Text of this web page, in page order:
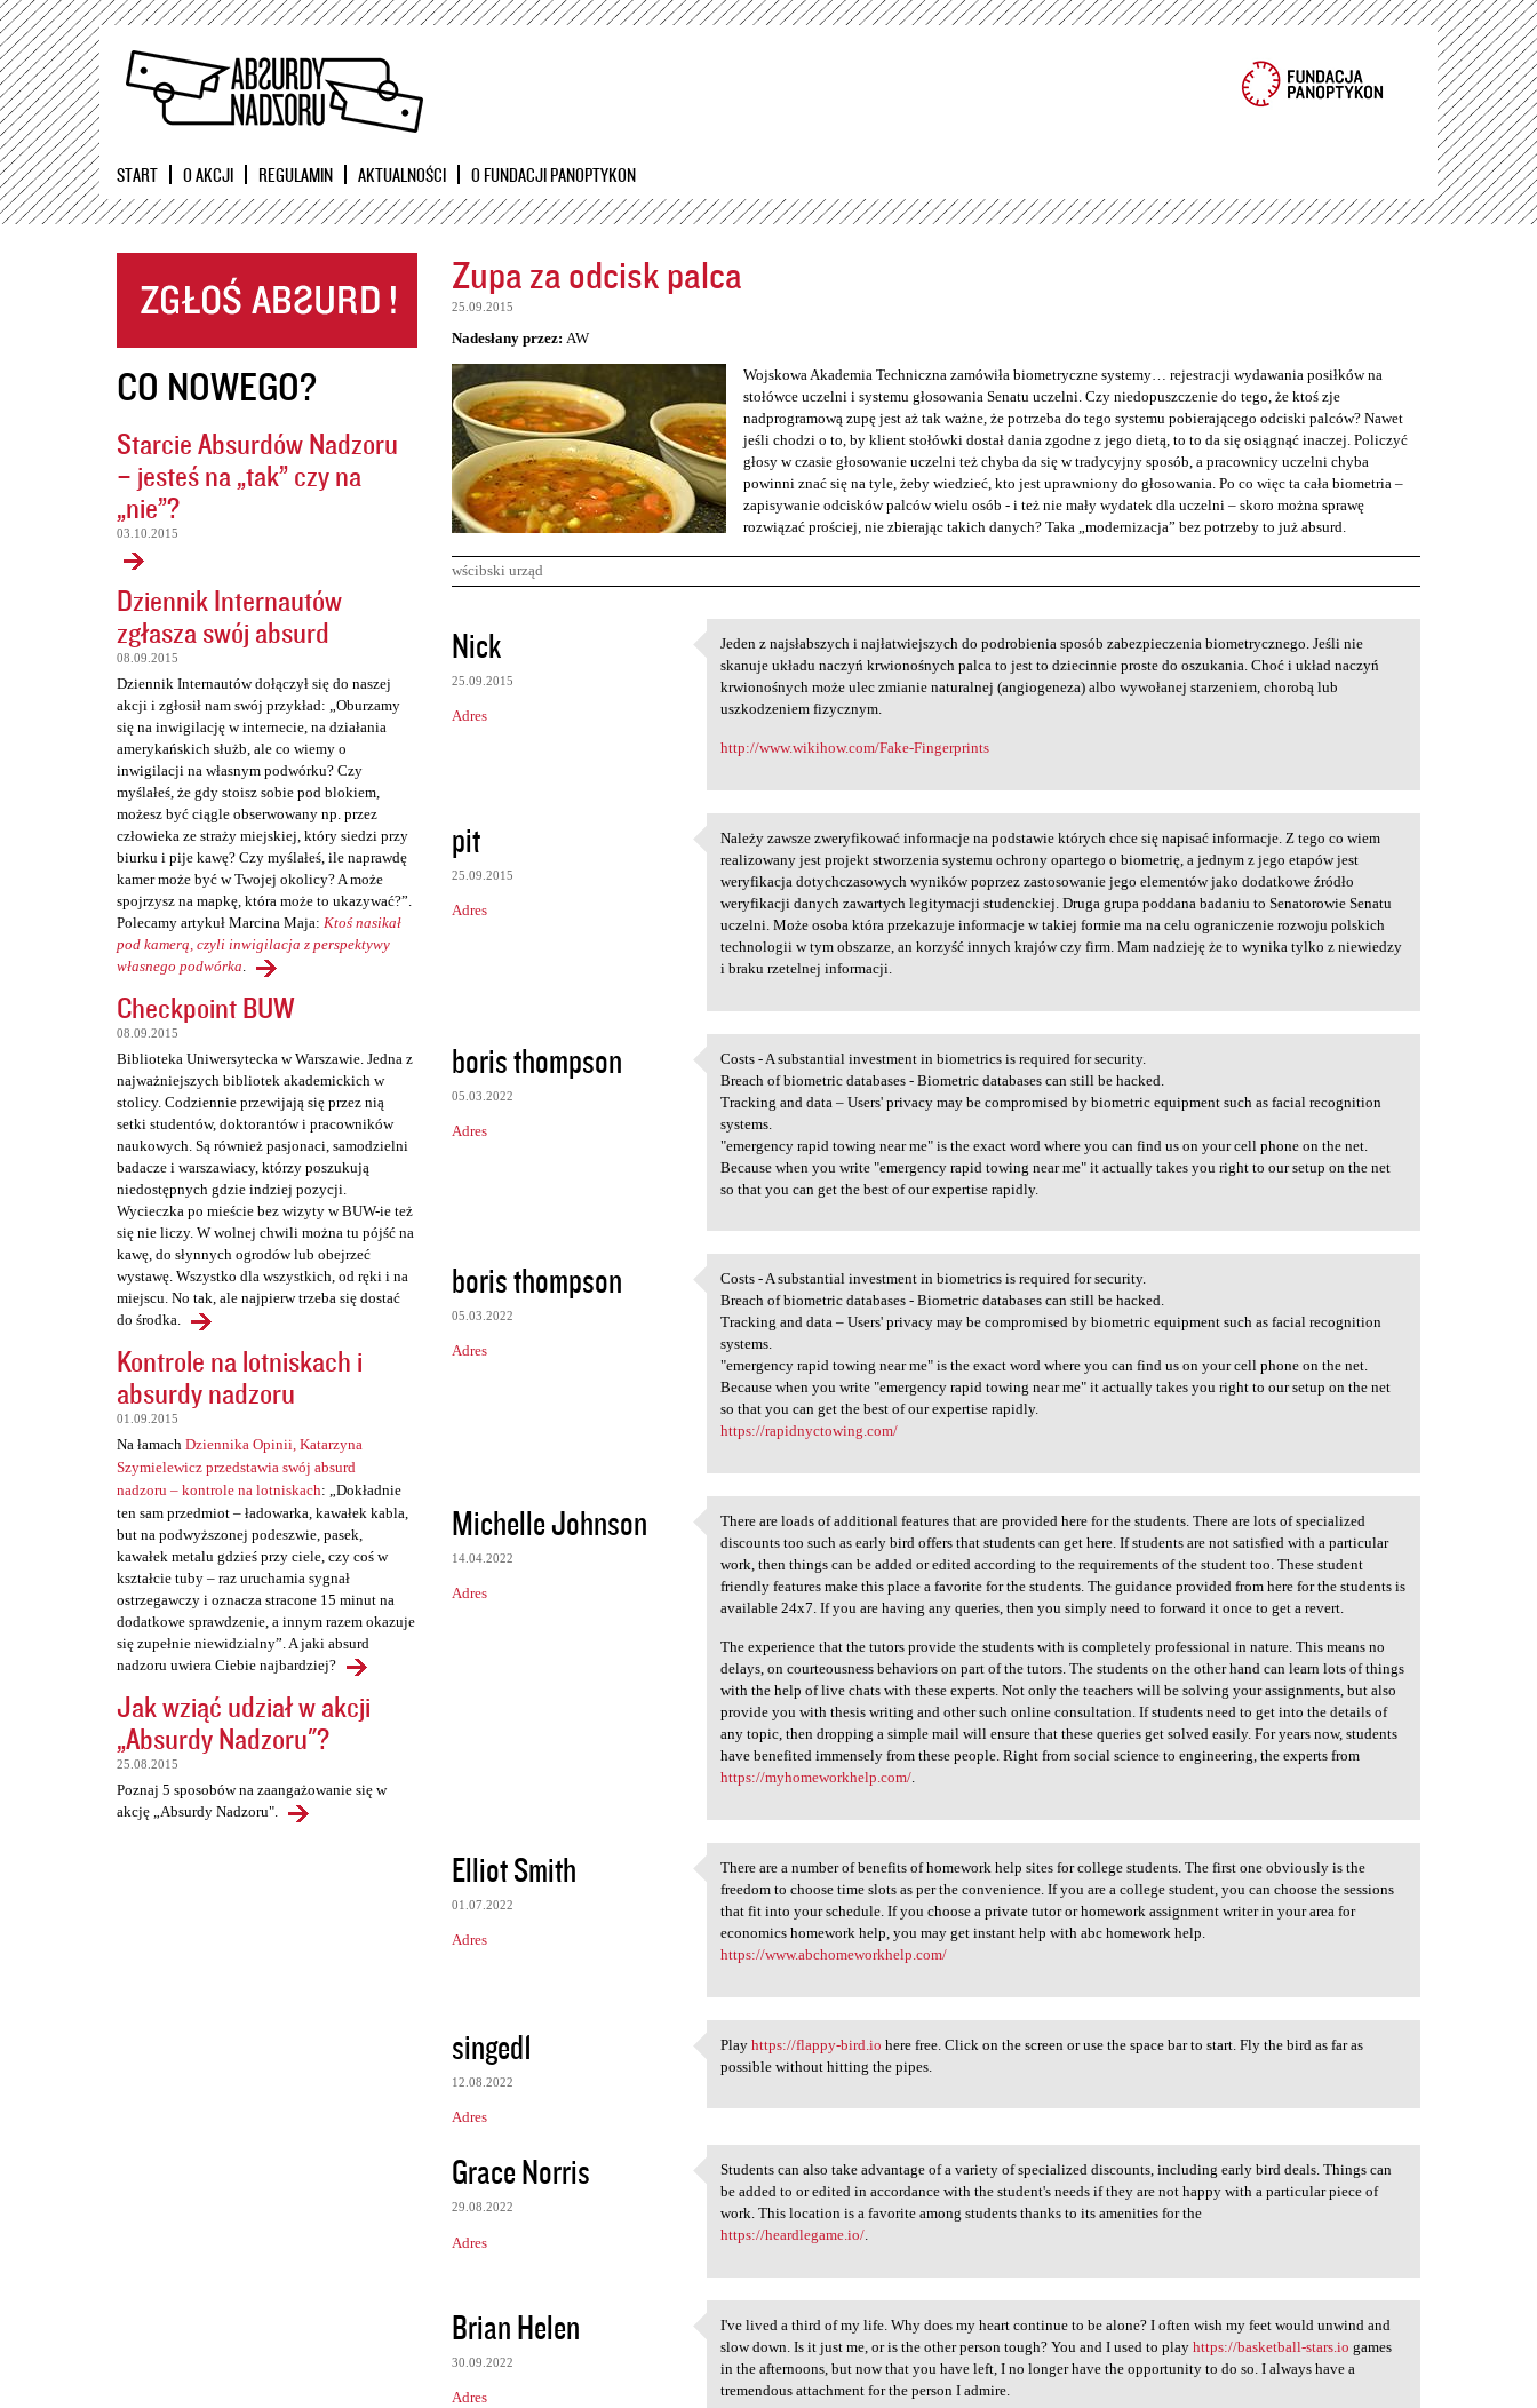
Przejdź
START O AKCJI REGULAMIN AKTUALNOŚCI O FUNDACJI PANOPTYKON
CO NOWEGO?
Starcie Absurdów Nadzoru
– jesteś na „tak” czy na
„nie”?
03.10.2015
Dziennik Internautów
zgłasza swój absurd
08.09.2015
Dziennik Internautów dołączył się do naszej
akcji i zgłosił nam swój przykład: „Oburzamy
się na inwigilację w internecie, na działania
amerykańskich służb, ale co wiemy o
inwigilacji na własnym podwórku? Czy
myślałeś, że gdy stoisz sobie pod blokiem,
możesz być ciągle obserwowany np. przez
człowieka ze straży miejskiej, który siedzi przy
biurku i pije kawę? Czy myślałeś, ile naprawdę
kamer może być w Twojej okolicy? A może
spojrzysz na mapkę, która może to ukazywać?”.
Polecamy artykuł Marcina Maja: Ktoś nasikał
pod kamerą, czyli inwigilacja z perspektywy
własnego podwórka.
Checkpoint BUW
08.09.2015
Biblioteka Uniwersytecka w Warszawie. Jedna z
najważniejszych bibliotek akademickich w
stolicy. Codziennie przewijają się przez nią
setki studentów, doktorantów i pracowników
naukowych. Są również pasjonaci, samodzielni
badacze i warszawiacy, którzy poszukują
niedostępnych gdzie indziej pozycji.
Wycieczka po mieście bez wizyty w BUW-ie też
się nie liczy. W wolnej chwili można tu pójść na
kawę, do słynnych ogrodów lub obejrzeć
wystawę. Wszystko dla wszystkich, od ręki i na
miejscu. No tak, ale najpierw trzeba się dostać
do środka.
Kontrole na lotniskach i
absurdy nadzoru
01.09.2015
Na łamach Dziennika Opinii, Katarzyna
Szymielewicz przedstawia swój absurd
nadzoru – kontrole na lotniskach: „Dokładnie
ten sam przedmiot – ładowarka, kawałek kabla,
but na podwyższonej podeszwie, pasek,
kawałek metalu gdzieś przy ciele, czy coś w
kształcie tuby – raz uruchamia sygnał
ostrzegawczy i oznacza stracone 15 minut na
dodatkowe sprawdzenie, a innym razem okazuje
się zupełnie niewidzialny”. A jaki absurd
nadzoru uwiera Ciebie najbardziej?
Jak wziąć udział w akcji
„Absurdy Nadzoru"?
25.08.2015
Poznaj 5 sposobów na zaangażowanie się w
akcję „Absurdy Nadzoru".
Zupa za odcisk palca
25.09.2015
Nadesłany przez: AW
Wojskowa Akademia Techniczna zamówiła biometryczne systemy… rejestracji wydawania posiłków na
stołówce uczelni i systemu głosowania Senatu uczelni. Czy niedopuszczenie do tego, że ktoś zje
nadprogramową zupę jest aż tak ważne, że potrzeba do tego systemu pobierającego odciski palców? Nawet
jeśli chodzi o to, by klient stołówki dostał dania zgodne z jego dietą, to to da się osiągnąć inaczej. Policzyć
głosy w czasie głosowanie uczelni też chyba da się w tradycyjny sposób, a pracownicy uczelni chyba
powinni znać się na tyle, żeby wiedzieć, kto jest uprawniony do głosowania. Po co więc ta cała biometria –
zapisywanie odcisków palców wielu osób - i też nie mały wydatek dla uczelni – skoro można sprawę
rozwiązać prościej, nie zbierając takich danych? Taka „modernizacja” bez potrzeby to już absurd.
wścibski urząd
K
o
m
e
a
r
z
e
Nick
25.09.2015
Adres
Jeden z najsłabszych i
Jeden z najsłabszych i najłatwiejszych do podrobienia sposób zabezpieczenia biometrycznego. Jeśli nie
skanuje układu naczyń krwionośnych palca to jest to dziecinnie proste do oszukania. Choć i układ naczyń
krwionośnych może ulec zmianie naturalnej (angiogeneza) albo wywołanej starzeniem, chorobą lub
uszkodzeniem fizycznym.
http://www.wikihow.com/Fake-Fingerprints
pit
25.09.2015
Adres
Należy zawsze zweryfikować
Należy zawsze zweryfikować informacje na podstawie których chce się napisać informacje. Z tego co wiem
realizowany jest projekt stworzenia systemu ochrony opartego o biometrię, a jednym z jego etapów jest
weryfikacja dotychczasowych wyników poprzez zastosowanie jego elementów jako dodatkowe źródło
weryfikacji danych zawartych legitymacji studenckiej. Druga grupa poddana badaniu to Senatorowie Senatu
uczelni. Może osoba która przekazuje informacje w takiej formie ma na celu ograniczenie rozwoju polskich
technologii w tym obszarze, an korzyść innych krajów czy firm. Mam nadzieję że to wynika tylko z niewiedzy
i braku rzetelnej informacji.
boris thompson
05.03.2022
Adres
Costs - A substantial
Costs - A substantial investment in biometrics is required for security.
Breach of biometric databases - Biometric databases can still be hacked.
Tracking and data – Users' privacy may be compromised by biometric equipment such as facial recognition
systems.
"emergency rapid towing near me" is the exact word where you can find us on your cell phone on the net.
Because when you write "emergency rapid towing near me" it actually takes you right to our setup on the net
so that you can get the best of our expertise rapidly.
boris thompson
05.03.2022
Adres
Costs - A substantial
Costs - A substantial investment in biometrics is required for security.
Breach of biometric databases - Biometric databases can still be hacked.
Tracking and data – Users' privacy may be compromised by biometric equipment such as facial recognition
systems.
"emergency rapid towing near me" is the exact word where you can find us on your cell phone on the net.
Because when you write "emergency rapid towing near me" it actually takes you right to our setup on the net
so that you can get the best of our expertise rapidly.
https://rapidnyctowing.com/
Michelle Johnson
14.04.2022
Adres
There are loads of additional
There are loads of additional features that are provided here for the students. There are lots of specialized
discounts too such as early bird offers that students can get here. If students are not satisfied with a particular
work, then things can be added or edited according to the requirements of the student too. These student
friendly features make this place a favorite for the students. The guidance provided from here for the students is
available 24x7. If you are having any queries, then you simply need to forward it once to get a revert.
The experience that the tutors provide the students with is completely professional in nature. This means no
delays, on courteousness behaviors on part of the tutors. The students on the other hand can learn lots of things
with the help of live chats with these experts. Not only the teachers will be solving your assignments, but also
provide you with thesis writing and other such online consultation. If students need to get into the details of
any topic, then dropping a simple mail will ensure that these queries get solved easily. For years now, students
have benefited immensely from these people. Right from social science to engineering, the experts from
https://myhomeworkhelp.com/.
Elliot Smith
01.07.2022
Adres
There are a number of
There are a number of benefits of homework help sites for college students. The first one obviously is the
freedom to choose time slots as per the convenience. If you are a college student, you can choose the sessions
that fit into your schedule. If you choose a private tutor or homework assignment writer in your area for
economics homework help, you may get instant help with abc homework help.
https://www.abchomeworkhelp.com/
singed1
12.08.2022
Adres
Play https://flappy-bird.io
Playhttps://flappy-bird.io here free. Click on the screen or use the space bar to start. Fly the bird as far as
possible without hitting the pipes.
Grace Norris
29.08.2022
Adres
Students can also take
Students can also take advantage of a variety of specialized discounts, including early bird deals. Things can
be added to or edited in accordance with the student's needs if they are not happy with a particular piece of
work. This location is a favorite among students thanks to its amenities for the
https://heardlegame.io/.
Brian Helen
30.09.2022
Adres
I've lived a third of my life
I've lived a third of my life. Why does my heart continue to be alone? I often wish my feet would unwind and
slow down. Is it just me, or is the other person tough? You and I used to playhttps://basketball-stars.io games
in the afternoons, but now that you have left, I no longer have the opportunity to do so. I always have a
tremendous attachment for the person I admire.